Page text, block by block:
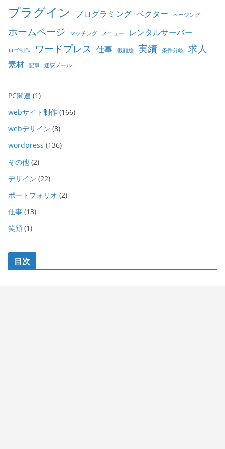
プラグイン プログラミング ベクター ページング
ホームページ マッチング メニュー レンタルサーバー
ロゴ制作 ワードプレス 仕事 似顔絵 実績 条件分岐 求人
素材 記事 迷惑メール
PC関連 (1)
webサイト制作 (166)
webデザイン (8)
wordpress (136)
その他 (2)
デザイン (22)
ポートフォリオ (2)
仕事 (13)
笑顔 (1)
目次